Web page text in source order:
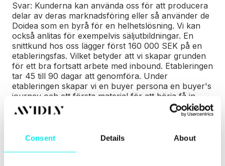
Consent Details About
Svar: Kunderna kan använda oss för att producera
delar av deras marknadsföring eller så använder de
Doidea som en byrå för en helhetslösning. Vi kan
också anlitas för exempelvis säljutbildningar. En
snittkund hos oss lägger först 160 000 SEK på en
etableringsfas. Vilket betyder att vi skapar grunden
för ett bra fortsatt arbete med inbound. Etableringen
tar 45 till 90 dagar att genomföra. Under
etableringen skapar vi en buyer persona en buyer's
journey och ett första material för att börja få in
leads till vår kund.
vidare till ett löpande uppdrag med våra kunder och